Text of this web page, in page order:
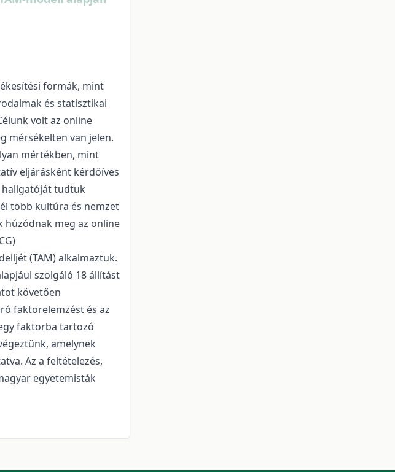
formák, mint
és statisztikai
volt az online
mérsékelten van jelen.
mértékben, mint
eljárásként kérdőíves
hallgatóját tudtuk
több kultúra és nemzet
húzódnak meg az online
(TAM) alkalmaztuk.
szolgáló 18 állítást
követően
faktorelemzést és az
faktorba tartozó
amelynek
Az a feltételezés,
egyetemisták